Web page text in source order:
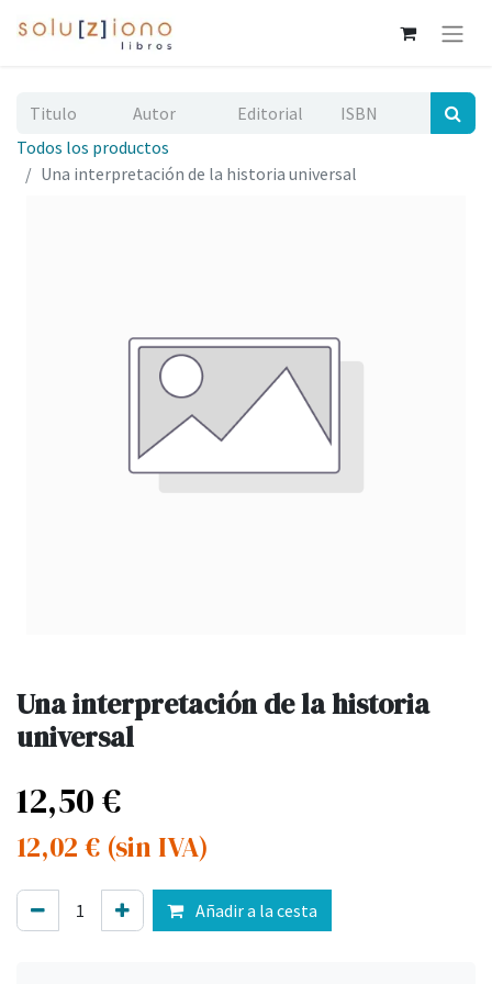
Todos los productos
Una interpretación de la historia universal
Una interpretación de la historia
universal
12,50€
12,02 € (sin IVA)
Añadir a la cesta